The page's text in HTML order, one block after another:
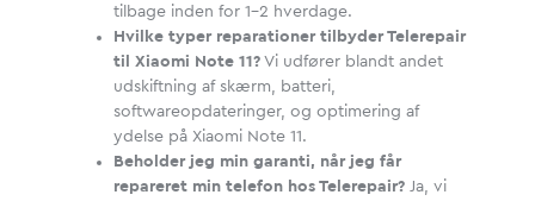
tilbage inden for 1-2 hverdage.
Hvilke typer reparationer tilbyder Telerepair
til Xiaomi Note 11? Vi udfører blandt andet
udskiftning af skærm, batteri,
softwareopdateringer, og optimering af
ydelse på Xiaomi Note 11.
Beholder jeg min garanti, når jeg får
repareret min telefon hos Telerepair? Ja, vi